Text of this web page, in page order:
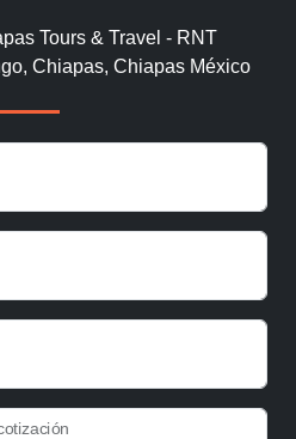
Tours & Travel - RNT
Chiapas, Chiapas México